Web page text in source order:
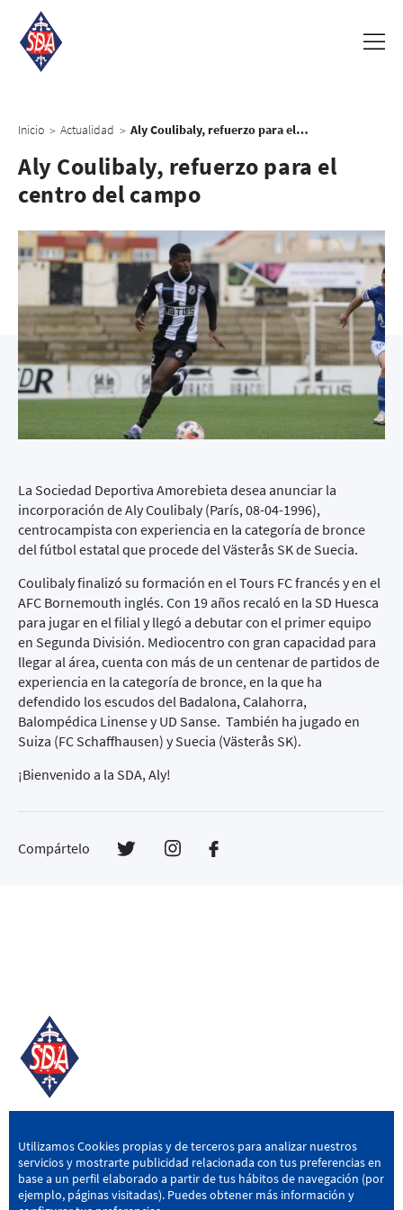
Inicio > Actualidad > Aly Coulibaly, refuerzo para el centro del campo
Aly Coulibaly, refuerzo para el
centro del campo
La Sociedad Deportiva Amorebieta desea anunciar la
incorporación de Aly Coulibaly (París, 08-04-1996),
centrocampista con experiencia en la categoría de bronce
del fútbol estatal que procede del Västerås SK de Suecia.
Coulibaly finalizó su formación en el Tours FC francés y en el
AFC Bornemouth inglés. Con 19 años recaló en la SD Huesca
para jugar en el filial y llegó a debutar con el primer equipo
en Segunda División. Mediocentro con gran capacidad para
llegar al área, cuenta con más de un centenar de partidos de
experiencia en la categoría de bronce, en la que ha
defendido los escudos del Badalona, Calahorra,
Balompédica Linense y UD Sanse. También ha jugado en
Suiza (FC Schaffhausen) y Suecia (Västerås SK).
¡Bienvenido a la SDA, Aly!
Compártelo
SD AMOREBIETA
San Miguel Kalea, 16, 48340 Amorebieta, Bizkaia
946 604 751 | sda@sdamorebieta.eus
Utilizamos Cookies propias y de terceros para analizar nuestros
servicios y mostrarte publicidad relacionada con tus preferencias en
base a un perfil elaborado a partir de tus hábitos de navegación (por
ejemplo, páginas visitadas). Puedes obtener más información y